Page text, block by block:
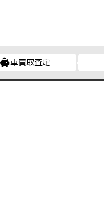
車買取査定